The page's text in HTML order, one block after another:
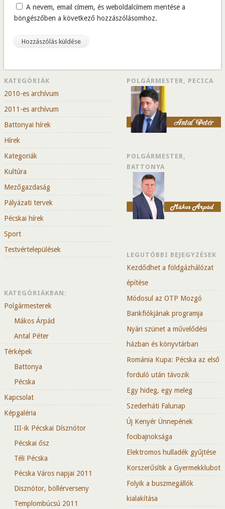
A nevem, email címem, és weboldalcímem mentése a
böngészőben a következő hozzászólásomhoz.
KATEGÓRIÁK
2010-es archívum
2011-es archívum
Battonyai hírek
Hírek
Kategoriák
Kultúra
Mezőgazdaság
Pályázati tervek
Pécskai hírek
Sport
Testvértelepülések
KATEGÓRIÁKBAN:
Polgármesterek
Mákos Árpád
Antal Péter
Térképek
Battonya
Pécska
Kapcsolat
Képgaléria
III-ik Pécskai Dísznótor
Pécskai ősz
Téli Pécska
Pécska Város napjai 2011
Disznótor, böllérverseny
Templombúcsú 2011
POLGÁRMESTER, PECICA
POLGÁRMESTER,
BATTONYA
LEGUTÓBBI BEJEGYZÉSEK
Kezdődhet a földgázhálózat
építése
Módosul az OTP Mozgó
Bankfiókjának programja
Nyári szünet a művelődési
házban és könyvtárban
Románia Kupa: Pécska az első
forduló után távozik
Egy hideg, egy meleg
Szederháti Falunap
Új Kenyér Ünnepének
focibajnoksága
Elektromos hulladék gyűjtése
Korszerűsítik a Gyermekklubot
Folyik a buszmegállók
kialakítása